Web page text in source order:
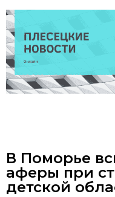
В Поморье
аферы при
детской